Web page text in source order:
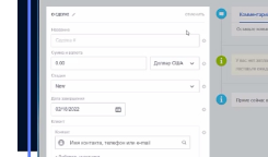
Смотреть